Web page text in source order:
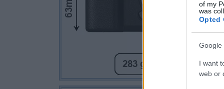
of my
was
Opted
Google
I want
web or